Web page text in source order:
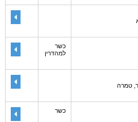
כשר
למהדרין
טמרה
כשר